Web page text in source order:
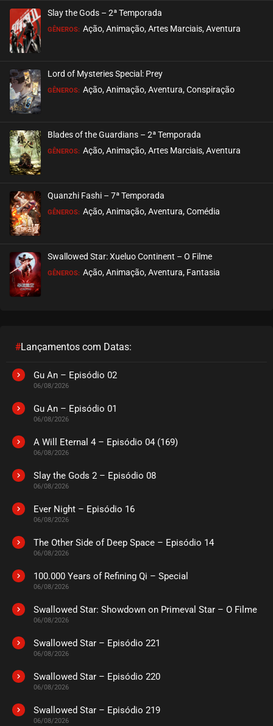
Slay the Gods – 2ª Temporada
GÊNEROS: Ação, Animação, Artes Marciais, Aventura
Lord of Mysteries Special: Prey
GÊNEROS: Ação, Animação, Aventura, Conspiração
Blades of the Guardians – 2ª Temporada
GÊNEROS: Ação, Animação, Artes Marciais, Aventura
Quanzhi Fashi – 7ª Temporada
GÊNEROS: Ação, Animação, Aventura, Comédia
Swallowed Star: Xueluo Continent – O Filme
GÊNEROS: Ação, Animação, Aventura, Fantasia
#Lançamentos com Datas:
Gu An – Episódio 02
06/08/2026
Gu An – Episódio 01
06/08/2026
A Will Eternal 4 – Episódio 04 (169)
06/08/2026
Slay the Gods 2 – Episódio 08
06/08/2026
Ever Night – Episódio 16
06/08/2026
The Other Side of Deep Space – Episódio 14
06/08/2026
100.000 Years of Refining Qi – Special
06/08/2026
Swallowed Star: Showdown on Primeval Star – O Filme
06/08/2026
Swallowed Star – Episódio 221
06/08/2026
Swallowed Star – Episódio 220
06/08/2026
Swallowed Star – Episódio 219
06/08/2026